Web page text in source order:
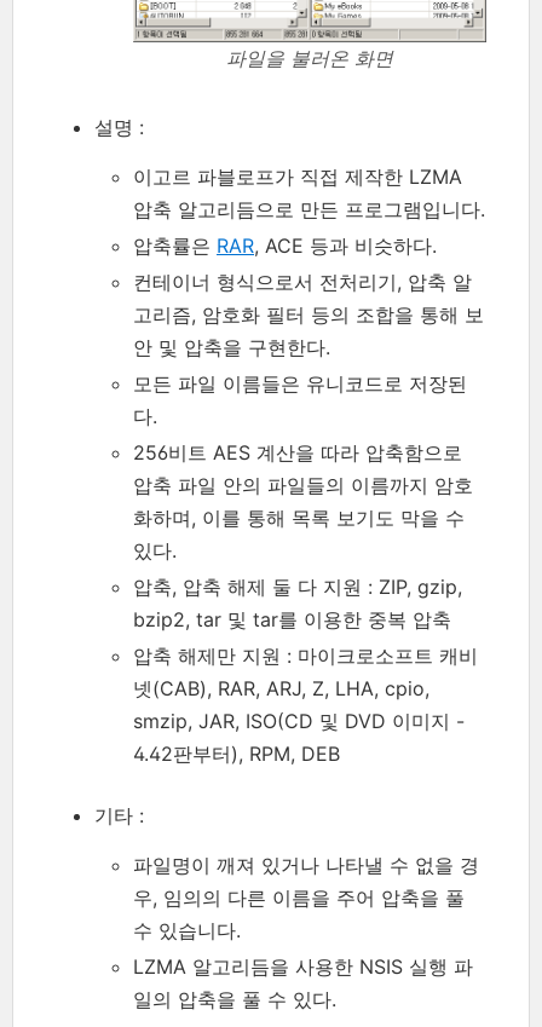
파일을 불러온 화면
설명 :
이고르 파블로프가 직접 제작한 LZMA
압축 알고리듬으로 만든 프로그램입니다.
압축률은 RAR, ACE 등과 비슷하다.
컨테이너 형식으로서 전처리기, 압축 알
고리즘, 암호화 필터 등의 조합을 통해 보
안 및 압축을 구현한다.
모든 파일 이름들은 유니코드로 저장된
다.
256비트 AES 계산을 따라 압축함으로
압축 파일 안의 파일들의 이름까지 암호
화하며, 이를 통해 목록 보기도 막을 수
있다.
압축, 압축 해제 둘 다 지원 : ZIP, gzip,
bzip2, tar 및 tar를 이용한 중복 압축
압축 해제만 지원 : 마이크로소프트 캐비
넷(CAB), RAR, ARJ, Z, LHA, cpio,
smzip, JAR, ISO(CD 및 DVD 이미지 -
4.42판부터), RPM, DEB
기타 :
파일명이 깨져 있거나 나타낼 수 없을 경
우, 임의의 다른 이름을 주어 압축을 풀
수 있습니다.
LZMA 알고리듬을 사용한 NSIS 실행 파
일의 압축을 풀 수 있다.